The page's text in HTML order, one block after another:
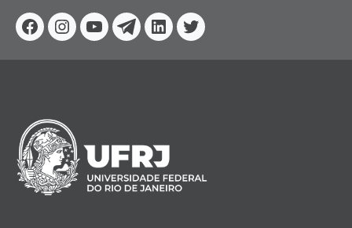
FacebookInstagram
YoutubeTelegram
LinkedinTwitter